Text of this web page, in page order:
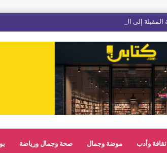
ثقافة وأدب موضة وجمال صحة وجمال ورياضة